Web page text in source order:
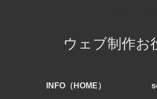
ウェブ制作お
INFO（HOME）